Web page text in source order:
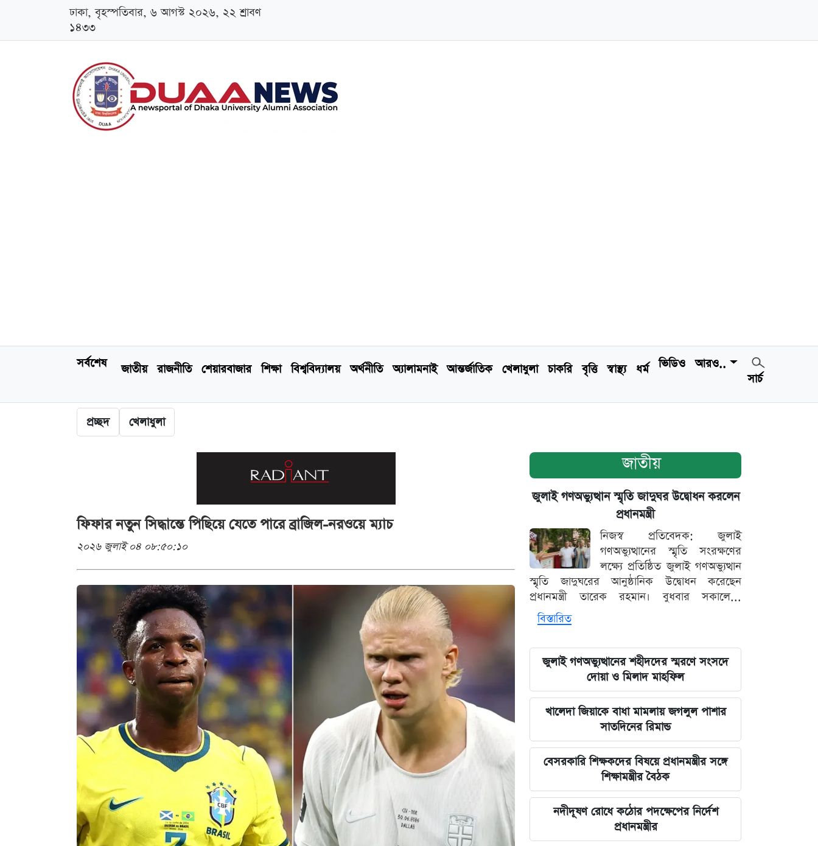
ঢাকা, বৃহস্পতিবার, ৬ আগস্ট ২০২৬, ২২ শ্রাবণ
১৪৩৩
সর্বশেষ জাতীয় রাজনীতি শেয়ারবাজার শিক্ষা বিশ্ববিদ্যালয় অর্থনীতি অ্যালামনাই আন্তর্জাতিক খেলাধুলা চাকরি বৃত্তি স্বাস্থ্য ধর্ম ভিডিও
আরও..
সার্চ
প্রচ্ছদ খেলাধুলা
ফিফার নতুন সিদ্ধান্তে পিছিয়ে যেতে পারে ব্রাজিল-নরওয়ে ম্যাচ
২০২৬ জুলাই ০৪ ০৮:৫০:১০
জাতীয়
জুলাই গণঅভ্যুত্থান স্মৃতি জাদুঘর উদ্বোধন করলেন
প্রধানমন্ত্রী
নিজস্ব প্রতিবেদক: জুলাই
গণঅভ্যুত্থানের স্মৃতি সংরক্ষণের
লক্ষ্যে প্রতিষ্ঠিত জুলাই গণঅভ্যুত্থান
স্মৃতি জাদুঘরের আনুষ্ঠানিক উদ্বোধন করেছেন
প্রধানমন্ত্রী তারেক রহমান। বুধবার সকালে...
বিস্তারিত
জুলাই গণঅভ্যুত্থানের শহীদদের স্মরণে সংসদে
দোয়া ও মিলাদ মাহফিল
খালেদা জিয়াকে বাধা মামলায় জগলুল পাশার
সাতদিনের রিমান্ড
বেসরকারি শিক্ষকদের বিষয়ে প্রধানমন্ত্রীর সঙ্গে
শিক্ষামন্ত্রীর বৈঠক
নদীদূষণ রোধে কঠোর পদক্ষেপের নির্দেশ
প্রধানমন্ত্রীর